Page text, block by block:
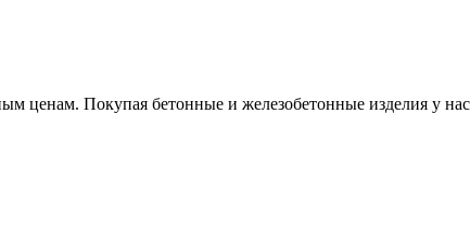
ценам. Покупая бетонные и железобетонные изделия у